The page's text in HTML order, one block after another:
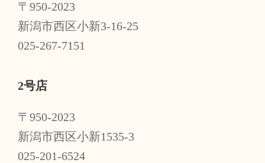
〒950-2023
新潟市西区小新3-16-25
025-267-7151
2号店
〒950-2023
新潟市西区小新1535-3
025-201-6524